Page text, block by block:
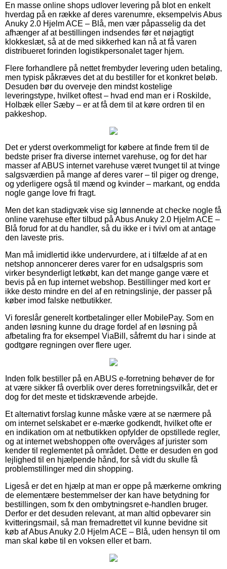
En masse online shops udlover levering på blot en enkelt
hverdag på en række af deres varenumre, eksempelvis Abus
Anuky 2.0 Hjelm ACE – Blå, men vær påpasselig da det
afhænger af at bestillingen indsendes før et nøjagtigt
klokkeslæt, så at de med sikkerhed kan nå at få varen
distribueret forinden logistikpersonalet tager hjem.
Flere forhandlere på nettet frembyder levering uden betaling,
men typisk påkræves det at du bestiller for et konkret beløb.
Desuden bør du overveje den mindst kostelige
leveringstype, hvilket oftest – hvad end man er i Roskilde,
Holbæk eller Sæby – er at få dem til at køre ordren til en
pakkeshop.
Det er yderst overkommeligt for købere at finde frem til de
bedste priser fra diverse internet varehuse, og for det har
masser af ABUS internet varehuse været tvunget til at tvinge
salgsværdien på mange af deres varer – til piger og drenge,
og yderligere også til mænd og kvinder – markant, og endda
nogle gange love fri fragt.
Men det kan stadigvæk vise sig lønnende at checke nogle få
online varehuse efter tilbud på Abus Anuky 2.0 Hjelm ACE –
Blå forud for at du handler, så du ikke er i tvivl om at antage
den laveste pris.
Man må imidlertid ikke undervurdere, at i tilfælde af at en
netshop annoncerer deres varer for en udsalgspris som
virker besynderligt letkøbt, kan det mange gange være et
bevis på en fup internet webshop. Bestillinger med kort er
ikke desto mindre en del af en retningslinje, der passer på
køber imod falske netbutikker.
Vi foreslår generelt kortbetalinger eller MobilePay. Som en
anden løsning kunne du drage fordel af en løsning på
afbetaling fra for eksempel ViaBill, såfremt du har i sinde at
godtgøre regningen over flere uger.
Inden folk bestiller på en ABUS e-forretning behøver de for
at være sikker få overblik over deres forretningsvilkår, det er
dog for det meste et tidskrævende arbejde.
Et alternativt forslag kunne måske være at se nærmere på
om internet selskabet er e-mærke godkendt, hvilket ofte er
en indikation om at netbutikken opfylder de opstillede regler,
og at internet webshoppen ofte overvåges af jurister som
kender til reglementet på området. Dette er desuden en god
lejlighed til en hjælpende hånd, for så vidt du skulle få
problemstillinger med din shopping.
Ligeså er det en hjælp at man er oppe på mærkerne omkring
de elementære bestemmelser der kan have betydning for
bestillingen, som fx den ombytningsret e-handlen bruger.
Derfor er det desuden relevant, at man altid opbevarer sin
kvitteringsmail, så man fremadrettet vil kunne bevidne sit
køb af Abus Anuky 2.0 Hjelm ACE – Blå, uden hensyn til om
man skal købe til en voksen eller et barn.